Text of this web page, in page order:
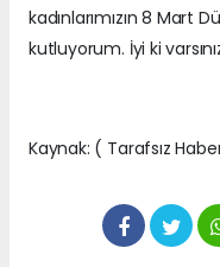
kadınlarımızın 8 Mart
kutluyorum. İyi ki
Kaynak: ( Tarafsız